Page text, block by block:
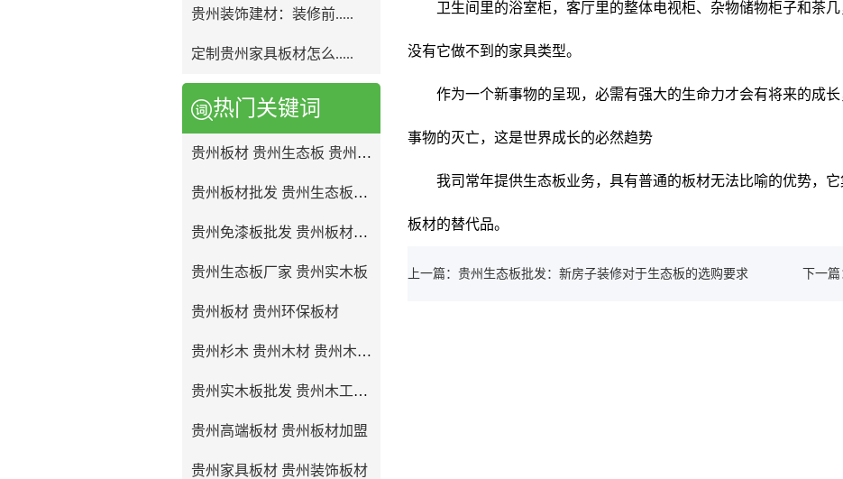
贵州装饰建材：装修前.....
定制贵州家具板材怎么.....
热门关键词
贵州板材 贵州生态板 贵州免漆板
贵州板材批发 贵州生态板批发
贵州免漆板批发 贵州板材厂家
贵州生态板厂家 贵州实木板
贵州板材 贵州环保板材
贵州杉木 贵州木材 贵州木工板
贵州实木板批发 贵州木工板批发
贵州高端板材 贵州板材加盟
贵州家具板材 贵州装饰板材
卫生间里的浴室柜，客厅里的整体电视柜、杂物储物柜子和茶几
没有它做不到的家具类型。
作为一个新事物的呈现，必需有强大的生命力才会有将来的成
事物的灭亡，这是世界成长的必然趋势
我司常年提供生态板业务，具有普通的板材无法比喻的优势，它
板材的替代品。
上一篇：贵州生态板批发：新房子装修对于生态板的选购要求 下一